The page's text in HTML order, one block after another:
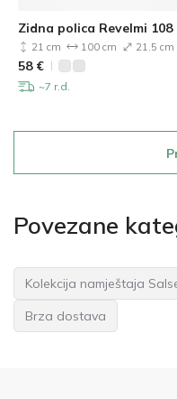
Zidna polica Revelmi 108
21 cm 100 cm 21.5 cm
58 €
~7 r.d.
Povezane
Kolekcija namještaja
Brza dostava